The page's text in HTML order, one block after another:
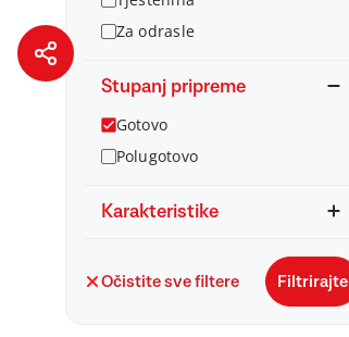
Za odrasle
Stupanj pripreme
Gotovo
Polugotovo
Karakteristike
Očistite sve filtere Filtrirajte